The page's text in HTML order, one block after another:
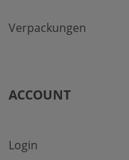
Verpackungen
ACCOUNT
Login